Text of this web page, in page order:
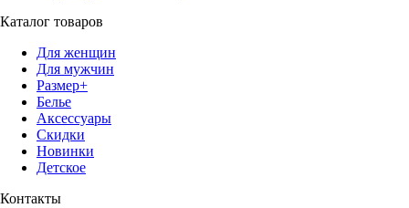
Каталог товаров
Для женщин
Для мужчин
Размер+
Белье
Аксессуары
Скидки
Новинки
Детское
Контакты